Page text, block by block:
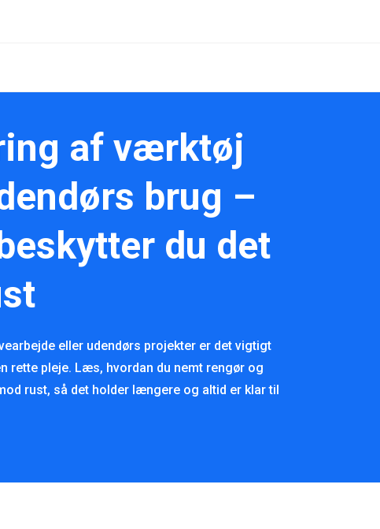
af værktøj
brug –
du det
eller udendørs projekter er det vigtigt
rette pleje. Læs, hvordan du nemt rengør og
rust, så det holder længere og altid er klar til